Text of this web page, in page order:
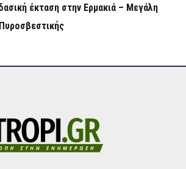
έκταση στην Ερμακιά – Μεγάλη